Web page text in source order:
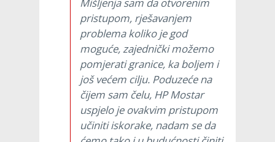
pristupom, rješavanjem
problema koliko je god
moguće, zajednički možemo
pomjerati granice, ka boljem i
još većem cilju. Poduzeće na
čijem sam čelu, HP Mostar
uspjelo je ovakvim pristupom
učiniti iskorake, nadam se da